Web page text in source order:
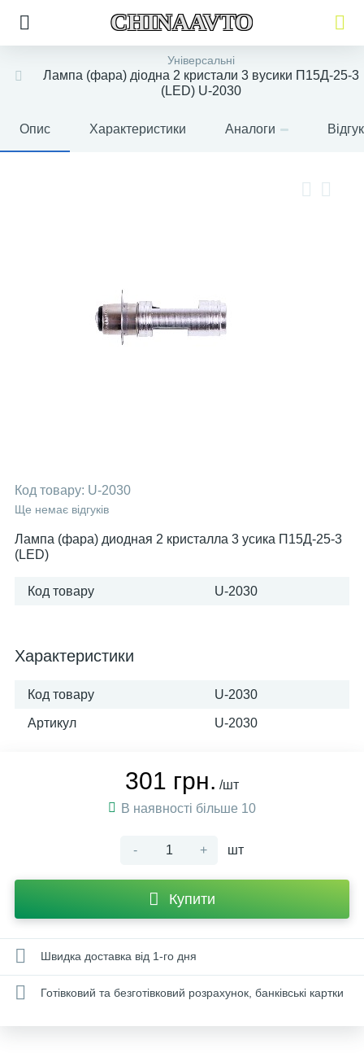
CHINAAVTO
Універсальні
Лампа (фара) діодна 2 кристали 3 вусики П15Д-25-3
(LED) U-2030
Опис Характеристики Аналоги
Код товару: U-2030
Ще немає відгуків
Лампа (фара) диодная 2 кристалла 3 усика П15Д-25-3
(LED)
Код товару U-2030
Характеристики
Код товару U-2030
Артикул U-2030
301 грн. /шт
В наявності більше 10
- + шт
Купити
Швидка доставка від 1-го дня
Готівковий та безготівковий розрахунок, банківські картки